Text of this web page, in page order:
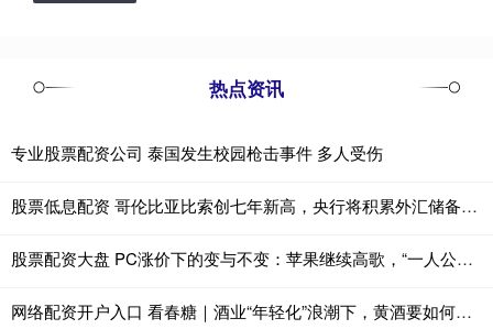
热点资讯
专业股票配资公司 泰国发生校园枪击事件 多人受伤
股票低息配资 哥伦比亚比索创七年新高，央行将积累外汇储备以引导汇率回落
股票配资大盘 PC涨价下的变与不变：苹果继续高歌，“一人公司”逆势加仓
网络配资开户入口 看春糖｜酒业“年轻化”浪潮下，黄酒要如何破局？